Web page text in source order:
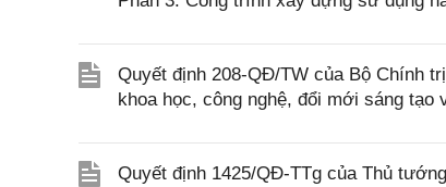
Quyết định 208-QĐ/TW của Bộ Chính
khoa học, công nghệ, đổi mới sáng tạo
Quyết định 1425/QĐ-TTg của Thủ